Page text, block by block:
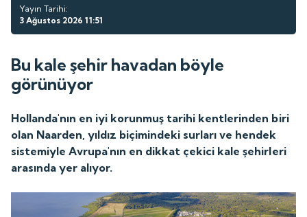
Yayın Tarihi:
3 Ağustos 2026 11:51
Bu kale şehir havadan böyle
görünüyor
Hollanda'nın en iyi korunmuş tarihi kentlerinden biri
olan Naarden, yıldız biçimindeki surları ve hendek
sistemiyle Avrupa'nın en dikkat çekici kale şehirleri
arasında yer alıyor.